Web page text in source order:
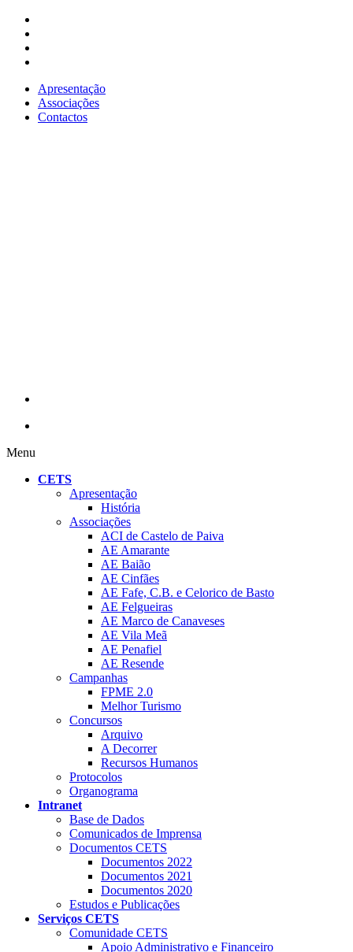
Apresentação
Associações
Contactos
Menu
CETS
Apresentação
História
Associações
ACI de Castelo de Paiva
AE Amarante
AE Baião
AE Cinfães
AE Fafe, C.B. e Celorico de Basto
AE Felgueiras
AE Marco de Canaveses
AE Vila Meã
AE Penafiel
AE Resende
Campanhas
FPME 2.0
Melhor Turismo
Concursos
Arquivo
A Decorrer
Recursos Humanos
Protocolos
Organograma
Intranet
Base de Dados
Comunicados de Imprensa
Documentos CETS
Documentos 2022
Documentos 2021
Documentos 2020
Estudos e Publicações
Serviços CETS
Comunidade CETS
Apoio Administrativo e Financeiro